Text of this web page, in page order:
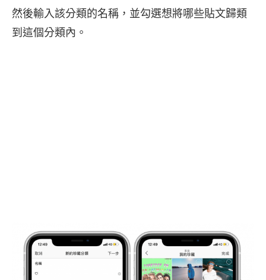
然後輸入該分類的名稱，並勾選想將哪些貼文歸類
到這個分類內。